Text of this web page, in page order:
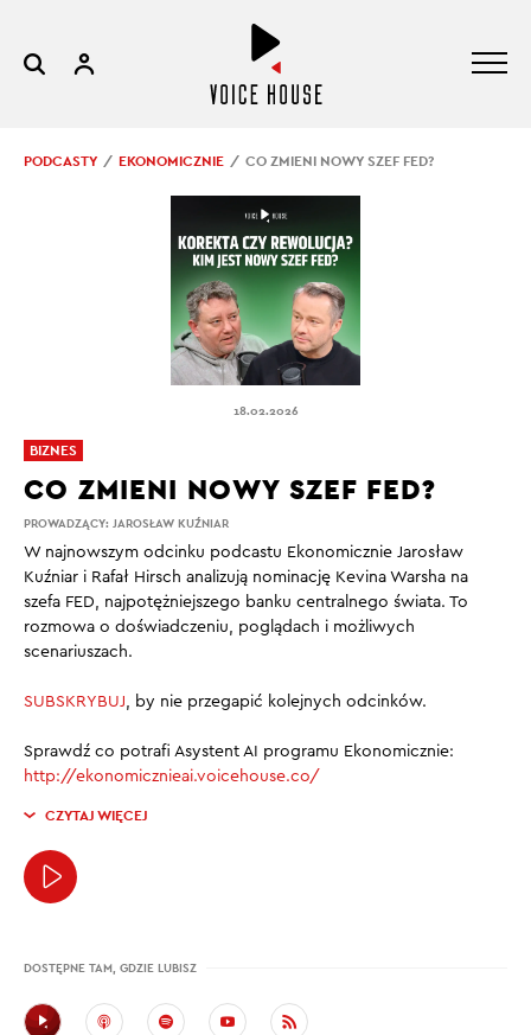
PODCASTY EKONOMICZNIE CO ZMIENI NOWY SZEF FED?
18.02.2026
PROWADZĄCY: JAROSŁAW KUŹNIAR
CO ZMIENI NOWY SZEF FED?
W najnowszym odcinku podcastu Ekonomicznie Jarosław
Kuźniar i Rafał Hirsch analizują nominację Kevina Warsha na
szefa FED, najpotężniejszego banku centralnego świata. To
rozmowa o doświadczeniu, poglądach i możliwych
scenariuszach.
SUBSKRYBUJ, by nie przegapić kolejnych odcinków.
Sprawdź co potrafi Asystent AI programu Ekonomicznie:
http://ekonomicznieai.voicehouse.co/
CZYTAJ WIĘCEJ
DOSTĘPNE TAM, GDZIE LUBISZ
BIZNES